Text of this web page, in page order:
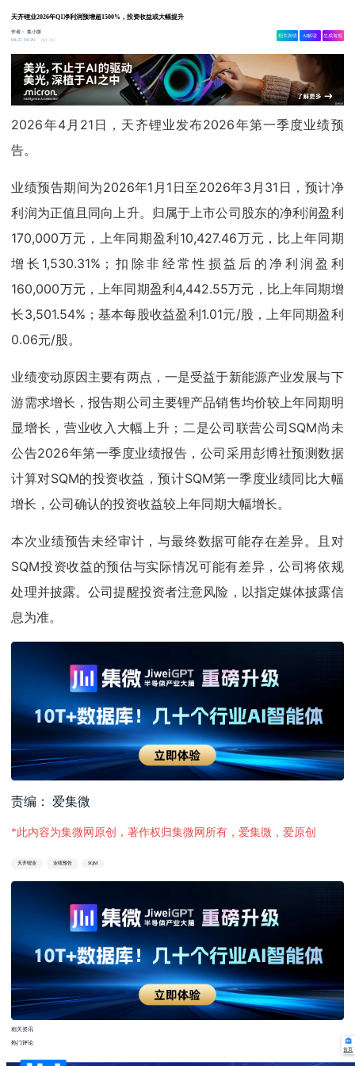
天齐锂业2026年Q1净利润预增超1500%，投资收益或大幅提升
作者：集小微
04-21 04:26
1.2w
相关舆情 AI解读 生成海报
2026年4月21日，天齐锂业发布2026年第一季度业绩预
告。
业绩预告期间为2026年1月1日至2026年3月31日，预计净
利润为正值且同向上升。归属于上市公司股东的净利润盈利
170,000万元，上年同期盈利10,427.46万元，比上年同期
增长1,530.31%；扣除非经常性损益后的净利润盈利
160,000万元，上年同期盈利4,442.55万元，比上年同期增
长3,501.54%；基本每股收益盈利1.01元/股，上年同期盈利
0.06元/股。
业绩变动原因主要有两点，一是受益于新能源产业发展与下
游需求增长，报告期公司主要锂产品销售均价较上年同期明
显增长，营业收入大幅上升；二是公司联营公司SQM尚未
公告2026年第一季度业绩报告，公司采用彭博社预测数据
计算对SQM的投资收益，预计SQM第一季度业绩同比大幅
增长，公司确认的投资收益较上年同期大幅增长。
本次业绩预告未经审计，与最终数据可能存在差异。且对
SQM投资收益的预估与实际情况可能有差异，公司将依规
处理并披露。公司提醒投资者注意风险，以指定媒体披露信
息为准。
责编： 爱集微
*此内容为集微网原创，著作权归集微网所有，爱集微，爱原创
天齐锂业 业绩预告 SQM
相关资讯
热门评论
首页